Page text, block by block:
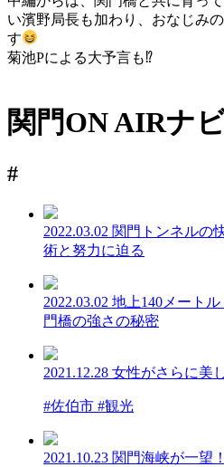
い濱野局長も加わり、おなじみ
す
菊池Pによる大予言も⁉
関門ON AIRナ
#
2022.03.02 関門トンネルの
術と努力に迫る
2022.03.02 地上140メート
門橋の強さの秘密
2021.12.28 女性がさらに美
#佐伯市 #観光
2021.10.23 関門海峡が一望